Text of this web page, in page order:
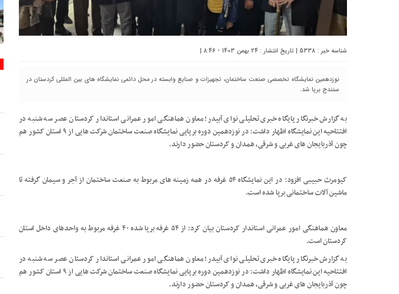
شناسه خبر : 5338 | تاریخ انتشار : 24 بهمن 1403 - 8:46 |
نوزدهمین نمایشگاه تخصصی صنعت ساختمان، تجهیزات و صنایع وابسته در محل دائمی نمایشگاه های بین المللی کردستان در
سنندج برپا شد.
به گزارش خبرنگار پایگاه خبری تحلیلی نوای آبیدر؛ معاون هماهنگی امور عمرانی استاندار کردستان عصر سه شنبه در
افتتاحیه این نمایشگاه اظهار داشت: در نوزدهمین دوره برپایی نمایشگاه صنعت ساختمان شرکت هایی از ۹ استان کشور هم
چون آذربایجان های غربی و شرقی، همدان و کردستان حضور دارند.
کیومرث حبیبی افزود: در این نمایشگاه ۵۴ غرفه در همه زمینه های مربوط به صنعت ساختمان از آجر و سیمان گرفته تا
ماشین آلات ساختمانی برپا شده است.
معاون هماهنگی امور عمرانی استاندار کردستان بیان کرد: از ۵۴ غرفه برپا شده ۴۰ غرفه مربوط به واحدهای داخل استان
کردستان است.
به گزارش خبرنگار پایگاه خبری تحلیلی نوای آبیدر؛ معاون هماهنگی امور عمرانی استاندار کردستان عصر سه شنبه در
افتتاحیه این نمایشگاه اظهار داشت: در نوزدهمین دوره برپایی نمایشگاه صنعت ساختمان شرکت هایی از ۹ استان کشور هم
چون آذربایجان های غربی و شرقی، همدان و کردستان حضور دارند.